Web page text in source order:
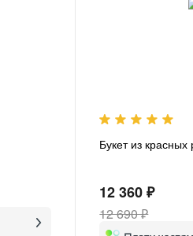
Букет из красных
12 360 ₽
12 690 ₽